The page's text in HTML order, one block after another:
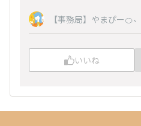
【事務局】やまぴー🍊、
いいね